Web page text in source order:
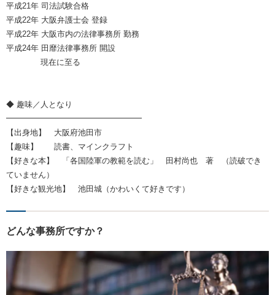
平成21年 司法試験合格
平成22年 大阪弁護士会 登録
平成22年 大阪市内の法律事務所 勤務
平成24年 田靡法律事務所 開設
現在に至る
◆ 趣味／人となり
━━━━━━━━━━━━━━━━━
【出身地】 大阪府池田市
【趣味】 読書、マインクラフト
【好きな本】 「各国陸軍の教範を読む」 田村尚也 著 （読破でき
ていません）
【好きな観光地】 池田城（かわいくて好きです）
どんな事務所ですか？